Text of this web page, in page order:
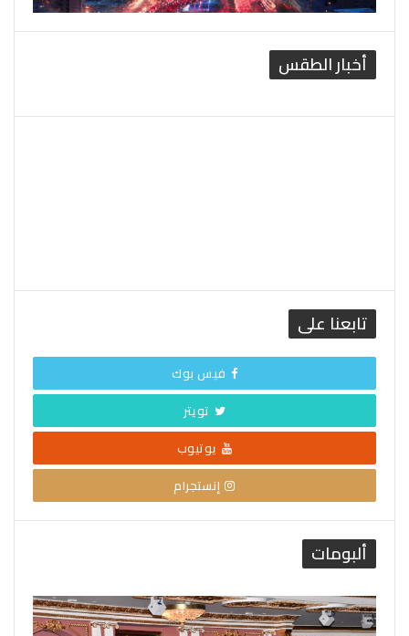
أخبار الطقس
تابعنا على
فيس بوك
تويتر
يوتيوب
إنستجرام
ألبومات